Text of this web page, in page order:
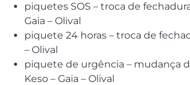
piquetes SOS – troca de
Gaia – Olival
piquete 24 horas – troca de
– Olival
piquete de urgência – mudança
Keso – Gaia – Olival